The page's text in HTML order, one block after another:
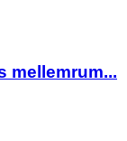
mellemrum...